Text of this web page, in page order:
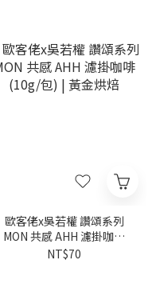
歐客佬x吳若權 讚頌系列
MON 共感 AHH 濾掛咖啡
(10g/包) | 黃金烘焙
NT$70